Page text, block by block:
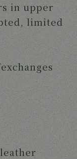
in upper
limited